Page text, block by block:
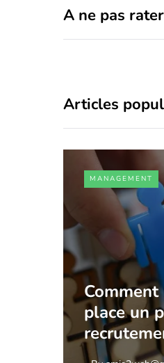
A ne pas rater
Articles
MANAGEMENT
place un